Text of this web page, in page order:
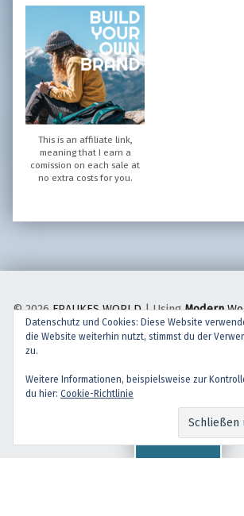
Menu
This is an affiliate link,
meaning that I earn a
comission on each sale at
no extra costs for you.
© 2026FRAUKES WORLD |UsingModern
Back to top ↑
facebook
instagram
Datenschutz und Cookies: Diese Website
die Website weiterhin nutzt, stimmst du der
zu.
Weitere Informationen, beispielsweise zur
du hier: Cookie-Richtlinie